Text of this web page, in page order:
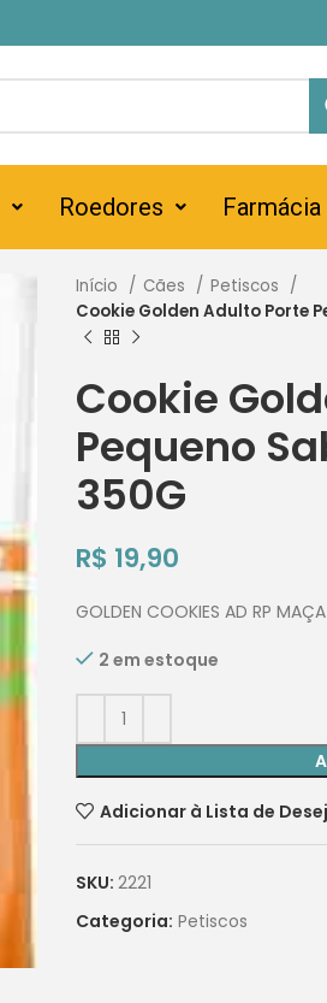
Roedores Farmácia
Início Cães
Petiscos
Cookie Golden Adulto Porte
Cookie
Pequeno
350G
R$ 19,90
GOLDEN COOKIES AD RP
2 em estoque
Adicionar à Lista de
SKU: 2221
Categoria: Petiscos